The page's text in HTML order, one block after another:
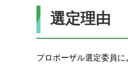
選定理由
プロポーザル選定委員